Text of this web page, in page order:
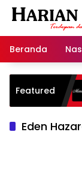
Langsung
Beranda
Featured
Eden